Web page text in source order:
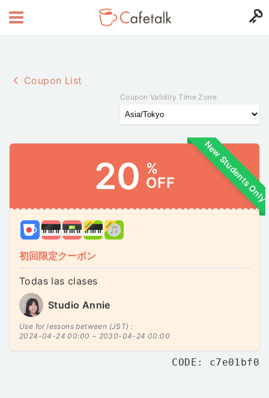
Coupon List
Coupon Validity Time Zone
New Students Only
20 %
OFF
初回限定クーポン
Todas las clases
Studio Annie
Use for lessons between (JST) :
2024-04-24 00:00 ~ 2030-04-24 00:00
CODE: c7e01bf0